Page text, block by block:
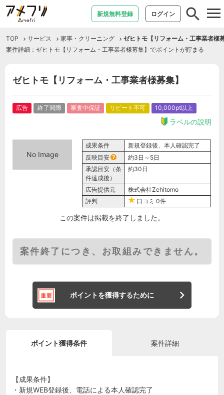
新規無料登録 ログイン
TOP サービス 家事・クリーニング
ゼヒトモ【リフォーム・工事業者様
案件詳細：ゼヒトモ【リフォーム・工事業者様募集】でポイントが貯まる
ゼヒトモ【リフォーム・工事業者様募集】
広告 終了間際 審査中保証 リピート不可 10,000pt以上
ラベルの説明
No Image
成果条件
新規登録後、本人確認完了
反映目安
約3日～5日
承認目安（条
件達成後）
約30日
広告提供元
株式会社Zehitomo
評判
口コミ 0件
この案件は掲載を終了しました。
案件終了につき、お取組みできません。
ポイントを獲得するために
ポイント獲得条件 案件詳細
【成果条件】
・新規WEB登録後、電話による本人確認完了